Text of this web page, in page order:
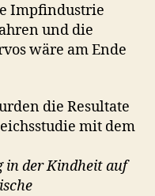
Impfindustrie
und die
wäre am Ende
die Resultate
mit dem
in der Kindheit auf